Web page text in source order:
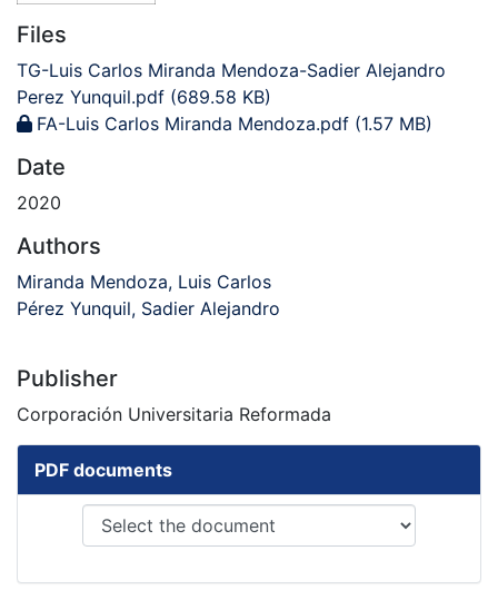
Files
TG-Luis Carlos Miranda Mendoza-Sadier Alejandro
Perez Yunquil.pdf (689.58 KB)
FA-Luis Carlos Miranda Mendoza.pdf (1.57 MB)
Date
2020
Authors
Miranda Mendoza, Luis Carlos
Pérez Yunquil, Sadier Alejandro
Publisher
Corporación Universitaria Reformada
PDF documents